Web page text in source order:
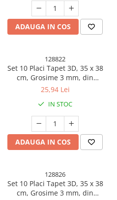
ADAUGA IN COS
128822
Set 10 Placi Tapet 3D, 35 x 38
cm, Grosime 3 mm, din
Polietilena, Model Caramida,
Negru
25,94 Lei
IN STOC
ADAUGA IN COS
128826
Set 10 Placi Tapet 3D, 35 x 38
cm, Grosime 3 mm, din